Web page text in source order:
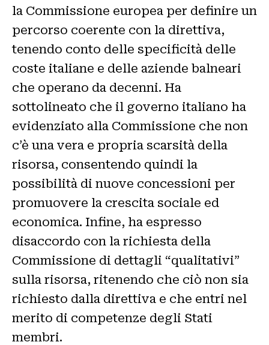
la Commissione europea per definire un
percorso coerente con la direttiva,
tenendo conto delle specificità delle
coste italiane e delle aziende balneari
che operano da decenni. Ha
sottolineato che il governo italiano ha
evidenziato alla Commissione che non
c’è una vera e propria scarsità della
risorsa, consentendo quindi la
possibilità di nuove concessioni per
promuovere la crescita sociale ed
economica. Infine, ha espresso
disaccordo con la richiesta della
Commissione di dettagli “qualitativi”
sulla risorsa, ritenendo che ciò non sia
richiesto dalla direttiva e che entri nel
merito di competenze degli Stati
membri.